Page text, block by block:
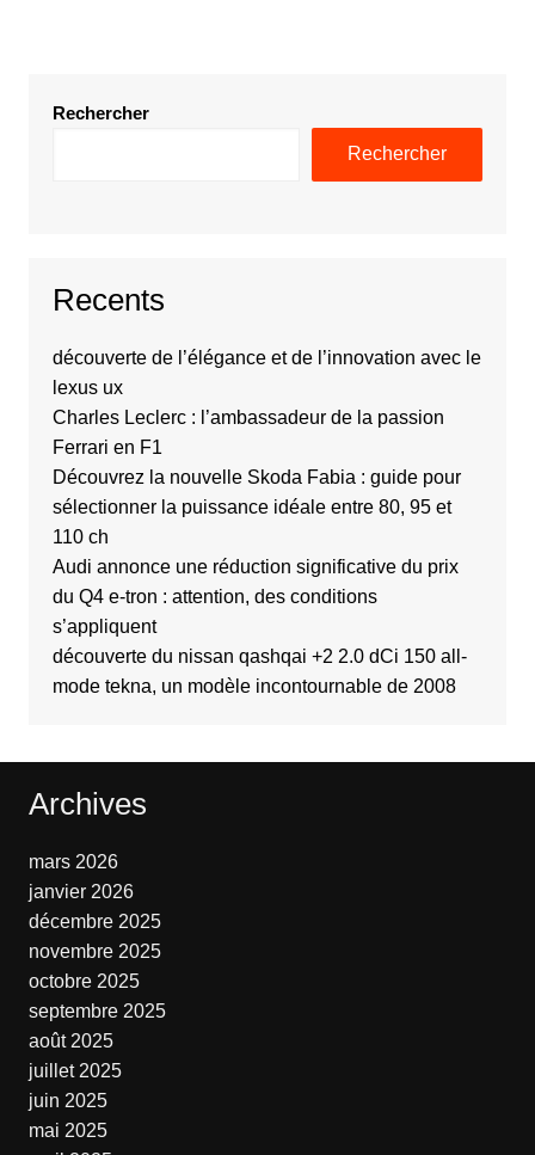
Rechercher
Rechercher
Recents
découverte de l’élégance et de l’innovation avec le
lexus ux
Charles Leclerc : l’ambassadeur de la passion
Ferrari en F1
Découvrez la nouvelle Skoda Fabia : guide pour
sélectionner la puissance idéale entre 80, 95 et
110 ch
Audi annonce une réduction significative du prix
du Q4 e-tron : attention, des conditions
s’appliquent
découverte du nissan qashqai +2 2.0 dCi 150 all-
mode tekna, un modèle incontournable de 2008
Archives
mars 2026
janvier 2026
décembre 2025
novembre 2025
octobre 2025
septembre 2025
août 2025
juillet 2025
juin 2025
mai 2025